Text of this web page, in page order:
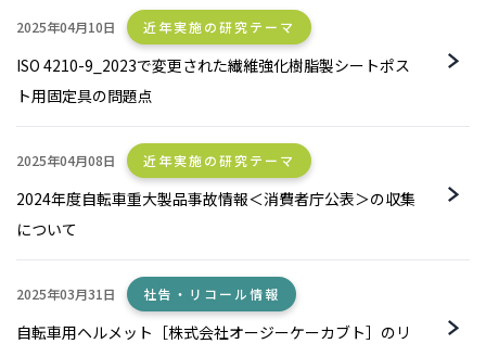
2025年04月10日 近年実施の研究テーマ
ISO 4210-9_2023で変更された繊維強化樹脂製シートポス
ト用固定具の問題点
2025年04月08日 近年実施の研究テーマ
2024年度自転車重大製品事故情報＜消費者庁公表＞の収集
について
2025年03月31日 社告・リコール情報
自転車用ヘルメット［株式会社オージーケーカブト］のリ